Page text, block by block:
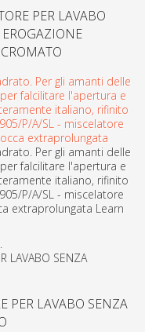
PER LAVABO
Per gli amanti delle
falcilitare l'apertura e
italiano, rifinito
P/A/SL - miscelatore
extraprolungata
Per gli amanti delle
falcilitare l'apertura e
italiano, rifinito
P/A/SL - miscelatore
extraprolungata Learn
PER LAVABO SENZA